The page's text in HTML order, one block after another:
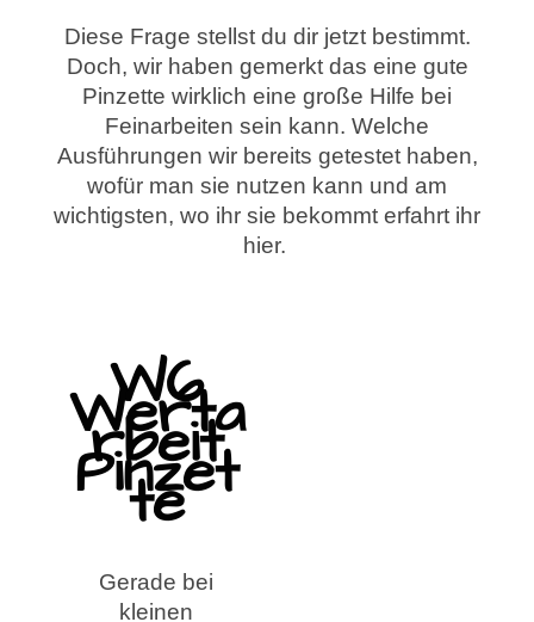
Diese Frage stellst du dir jetzt bestimmt.
Doch, wir haben gemerkt das eine gute
Pinzette wirklich eine große Hilfe bei
Feinarbeiten sein kann. Welche
Ausführungen wir bereits getestet haben,
wofür man sie nutzen kann und am
wichtigsten, wo ihr sie bekommt erfahrt ihr
hier.
W6
Werta
rbeit
Pinzet
te
Gerade bei
kleinen